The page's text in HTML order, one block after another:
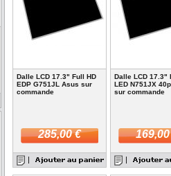
Dalle LCD 17.3" Full HD
EDP G751JL Asus sur
commande
285,00 €
Dalle LCD 17.3"
LED N751JX
sur commande